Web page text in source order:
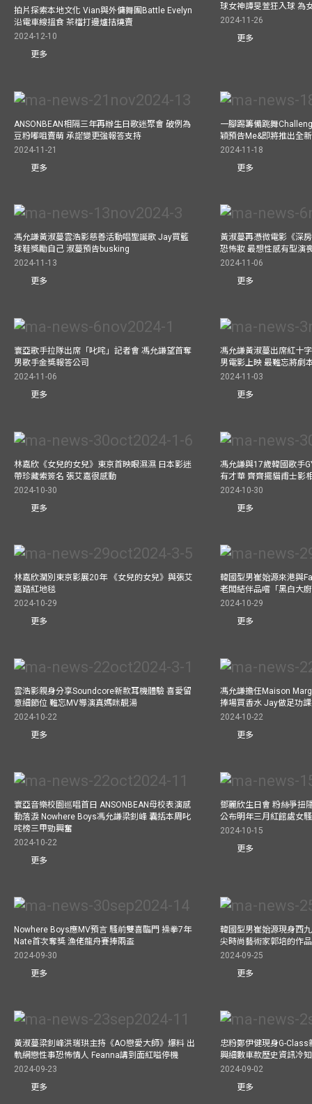
拍片探索本地文化 Vian與外傭舞團Battle Evelyn
沿電車線搵食 茶檔打邊爐拮燒賣
2024-12-10
更多
球女神譚旻萱狂入球 為
2024-11-26
更多
ANSONBEAN相隔三年再辦生日歌迷聚會 破例為
豆粉嘟咀賣萌 承諾變更強報答支持
2024-11-21
更多
一腳踢籌備跳舞
穎預告Me&即將推出全
2024-11-18
更多
馮允謙黃淑蔓雲浩影慈善活動唱聖誕歌 Jay買籃
球鞋獎勵自己 淑蔓預告busking
2024-11-13
更多
黃淑蔓再憑微電影《深
恐怖妝 最想性感有型演
2024-11-06
更多
寰亞歌手拉隊出席「叱咤」記者會 馮允謙望首奪
男歌手金獎報答公司
2024-11-06
更多
馮允謙黃淑蔓出席紅十
男電影上映 最難忘將劇
2024-11-03
更多
林嘉欣《女兒的女兒》東京首映眼濕濕 日本影迷
帶珍藏索簽名 張艾嘉很感動
2024-10-30
更多
馮允謙與17歲韓國歌手
有才華 齊齊擺貓甫士影
2024-10-30
更多
林嘉欣濶別東京影展20年 《女兒的女兒》與張艾
嘉踏紅地毯
2024-10-29
更多
韓國型男崔始源來港與
老闆結伴品嚐「黑白大
2024-10-29
更多
雲浩影親身分享Soundcore新款耳機體驗 喜愛留
意細節位 難忘MV導演真媽咪靚湯
2024-10-22
更多
馮允謙擔任Maison
捧場買香水 Jay做足功
2024-10-22
更多
寰亞音樂校園巡唱首日 ANSONBEAN母校表演感
動落淚 Nowhere Boys馮允謙梁釗峰 囊括本周叱
咤榜三甲勁興奮
2024-10-22
更多
鄧麗欣生日會 粉絲爭扭
公布明年三月紅館處女
2024-10-15
更多
Nowhere Boys應MV預言 騷前雙喜臨門 操拳7年
Nate首次奪獎 漁佬龍舟賽捧兩盃
2024-09-30
更多
韓國型男崔始源現身西
尖時尚藝術家郭培的作
2024-09-25
更多
黃淑蔓梁釗峰洪瑞珙主持《AO戀愛大師》爆料 出
軌網戀性事恐怖情人 Feanna講到面紅嗌停機
2024-09-23
更多
忠粉鄭伊健現身G-
興細數車款歷史資訊冷
2024-09-02
更多